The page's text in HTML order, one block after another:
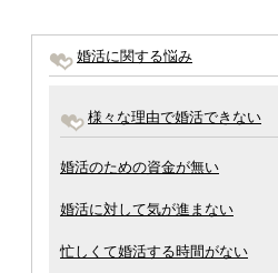
婚活に関する悩み
様々な理由で婚活できない
婚活のための資金が無い
婚活に対して気が進まない
忙しくて婚活する時間がない